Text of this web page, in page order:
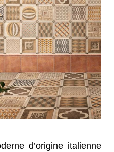
d’origine italienne